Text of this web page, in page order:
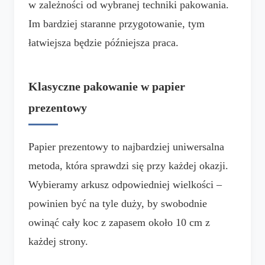
w zależności od wybranej techniki pakowania.
Im bardziej staranne przygotowanie, tym
łatwiejsza będzie późniejsza praca.
Klasyczne pakowanie w papier
prezentowy
Papier prezentowy to najbardziej uniwersalna
metoda, która sprawdzi się przy każdej okazji.
Wybieramy arkusz odpowiedniej wielkości –
powinien być na tyle duży, by swobodnie
owinąć cały koc z zapasem około 10 cm z
każdej strony.